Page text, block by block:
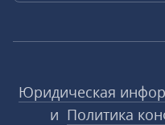
Юридическая
и Политика